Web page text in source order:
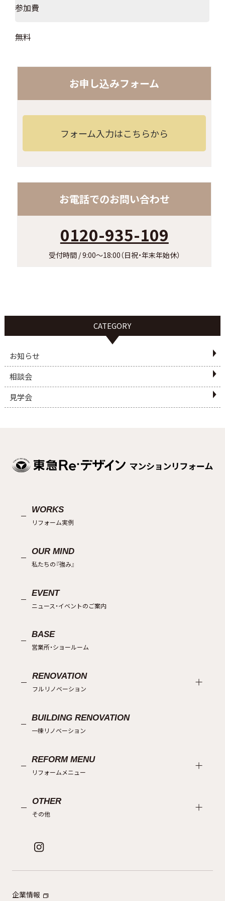
参加費
無料
お申し込みフォーム
フォーム入力はこちらから
お電話でのお問い合わせ
0120-935-109
受付時間 / 9:00～18:00（日祝・年末年始休）
CATEGORY
お知らせ
相談会
見学会
WORKS
リフォーム実例
OUR MIND
私たちの『強み』
EVENT
ニュース・イベントのご案内
BASE
営業所・ショールーム
RENOVATION
フルリノベーション
BUILDING RENOVATION
一棟リノベーション
REFORM MENU
リフォームメニュー
OTHER
その他
企業情報